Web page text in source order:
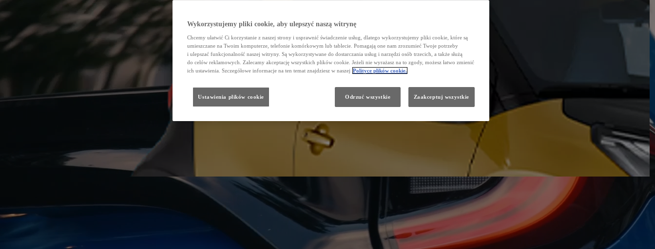
Wykorzystujemy pliki cookie, aby ulepszyć naszą witrynę
Chcemy ułatwić Ci korzystanie z naszej strony i usprawnić świadczenie usług, dlatego wykorzystujemy pliki cookie, które są
umieszczane na Twoim komputerze, telefonie komórkowym lub tablecie. Pomagają one nam zrozumieć Twoje potrzeby
i ulepszać funkcjonalność naszej witryny. Są wykorzystywane do dostarczania usług i narzędzi osób trzecich, a także służą
do celów reklamowych. Zalecamy akceptację wszystkich plików cookie. Jeżeli nie wyrażasz na to zgody, możesz łatwo zmienić
ich ustawienia. Szczegółowe informacje na ten temat znajdziesz w naszej Polityce plików cookie.
Ustawienia plików cookie Odrzuć wszystkie Zaakceptuj wszystkie